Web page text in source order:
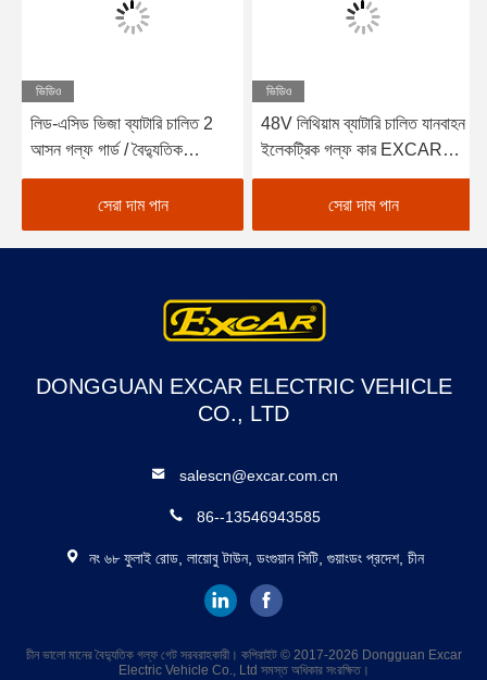
ভিডিও
লিড-এসিড ভিজা ব্যাটারি চালিত 2
আসন গল্ফ গার্ড / বৈদ্যুতিক
Buggy গাড়ী গল্ফ
সেরা দাম পান
ভিডিও
48V লিথিয়াম ব্যাটারি চালিত যানবাহন
ইলেকট্রিক গল্ফ কার EXCAR
A1S6+2 সাদা
সেরা দাম পান
DONGGUAN EXCAR ELECTRIC VEHICLE
CO., LTD
salescn@excar.com.cn
86--13546943585
নং ৬৮ ফুলাই রোড, লায়োবু টাউন, ডংগুয়ান সিটি, গুয়াংডং প্রদেশ, চীন
চীন ভালো মানের বৈদ্যুতিক গল্ফ গেট সরবরাহকারী। কপিরাইট © 2017-2026 Dongguan Excar
Electric Vehicle Co., Ltd সমস্ত অধিকার সংরক্ষিত।